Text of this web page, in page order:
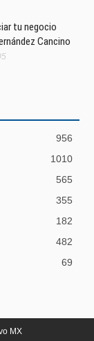
tu negocio
Cancino
956
1010
565
355
182
482
69
MX